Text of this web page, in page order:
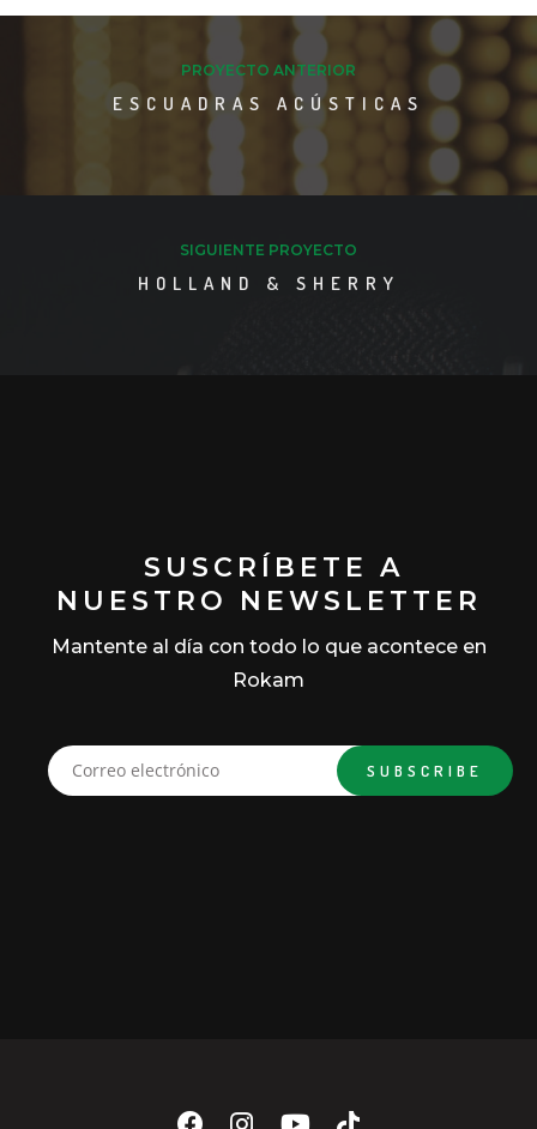
PROYECTO ANTERIOR
ESCUADRAS ACÚSTICAS
SIGUIENTE PROYECTO
HOLLAND & SHERRY
SUSCRÍBETE A
NUESTRO NEWSLETTER
Mantente al día con todo lo que acontece en
Rokam